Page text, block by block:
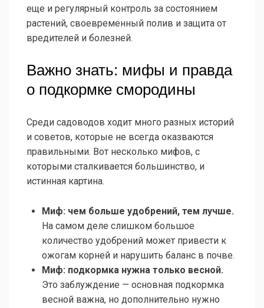
еще и регулярный контроль за состоянием
растений, своевременный полив и защита от
вредителей и болезней.
Важно знать: мифы и правда
о подкормке смородины
Среди садоводов ходит много разных историй
и советов, которые не всегда оказваются
правильными. Вот несколько мифов, с
которыми сталкивается большинство, и
истинная картина.
Миф: чем больше удобрений, тем лучше.
На самом деле слишком большое
количество удобрений может привести к
ожогам корней и нарушить баланс в почве.
Миф: подкормка нужна только весной.
Это заблуждение — основная подкормка
весной важна, но дополнительно нужно